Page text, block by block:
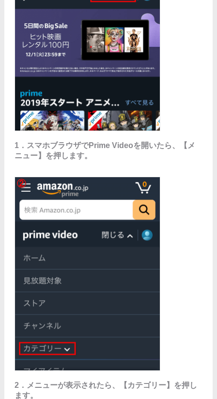
1．スマホブラウザでPrime Videoを開いたら、【メ
ニュー】を押します。
2．メニューが表示されたら、【カテゴリー】を押し
ます。